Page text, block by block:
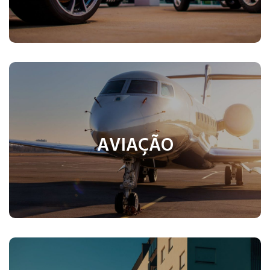
AVIAÇÃO
A Risel atua no segmento aéreo, onde realiza um
rigoroso controle de qualidade do combustível.
Somente após essa verificação, o combustível é
descarregado no parque de…
Saiba mais